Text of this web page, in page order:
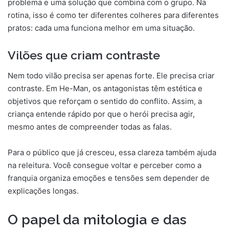
problema e uma solução que combina com o grupo. Na
rotina, isso é como ter diferentes colheres para diferentes
pratos: cada uma funciona melhor em uma situação.
Vilões que criam contraste
Nem todo vilão precisa ser apenas forte. Ele precisa criar
contraste. Em He-Man, os antagonistas têm estética e
objetivos que reforçam o sentido do conflito. Assim, a
criança entende rápido por que o herói precisa agir,
mesmo antes de compreender todas as falas.
Para o público que já cresceu, essa clareza também ajuda
na releitura. Você consegue voltar e perceber como a
franquia organiza emoções e tensões sem depender de
explicações longas.
O papel da mitologia e das